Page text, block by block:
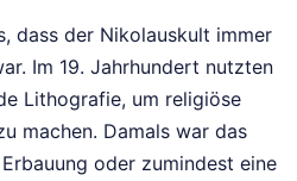
dass der Nikolauskult immer
Im 19. Jahrhundert nutzten
Lithografie, um religiöse
machen. Damals war das
oder zumindest eine